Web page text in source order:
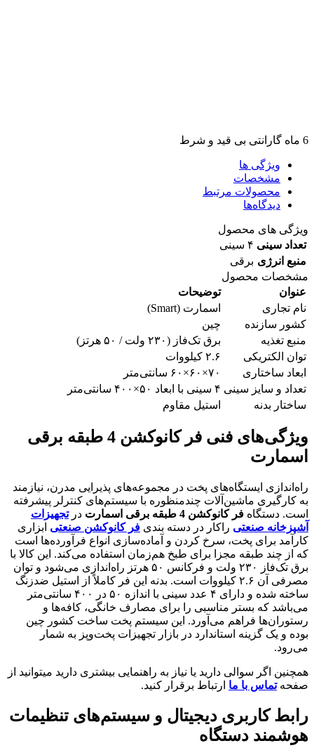
6 ماه گارانتی بی قید و شرط
ویژگی ها
مشخصات
محصولات مرتبط
دیدگاه‌ها
ویژگی های محصول
تعداد سینی ۴ سینی
منبع انرژی برقی
مشخصات محصول
عنوان
توضیحات
نام تجاری
اسمارت (Smart)
کشور سازنده
چین
منبع تغذیه
برق تک‌فاز (۲۳۰ ولت / ۵۰ هرتز)
توان الکتریکی
۲.۶ کیلووات
ابعاد ساختاری
۷۰×۶۰×۶۰ سانتی‌متر
تعداد و سایز سینی ۴ سینی با ابعاد ۵۰×۴۰۰ سانتی‌متر
ساختار بدنه
استیل مقاوم
ویژگی‌های فنی فر کانوکشن 4 طبقه برقی
اسمارت
راه‌اندازی ایستگاه‌های پخت در مجموعه‌های پذیرایی مدرن، نیازمند
به کارگیری ماشین‌آلات چندمنظوره با سیستم‌های کنترلر پیشرفته
است. دستگاه فر کانوکشن 4 طبقه برقی اسمارت درتجهیزات
آشپزخانه صنعتی راکار در دسته بندی فر کانوکشن صنعتی ابزاری
کارآمد برای پخت، سرخ کردن و آماده‌سازی انواع فرآورده‌ها است
که از چند طبقه مجزا برای طبخ هم‌زمان استفاده می‌کند. این کالا با
برق تک‌فاز ۲۳۰ ولت و فرکانس ۵۰ هرتز راه‌اندازی می‌شود و توان
مصرفی آن ۲.۶ کیلووات است. بدنه این فر کاملاً از استیل ضدزنگ
ساخته شده و دارای ۴ عدد سینی با اندازه ۵۰ در ۴۰۰ سانتی‌متر
می‌باشد که بستر مناسبی را برای مصارف خانگی، کافه‌ها و
رستوران‌ها فراهم می‌آورد. این سیستم پخت ساخت کشور چین
بوده و یک گزینه استاندارد در بازار تجهیزات پخت‌وپز به شمار
می‌رود.
همچنین اگر سوالی دارید یا نیاز به راهنمایی بیشتری دارید میتوانید از
صفحهتماس با ما ارتباط برقرار کنید.
رابط کاربری دیجیتال و سیستم‌های تنظیمات
هوشمند دستگاه